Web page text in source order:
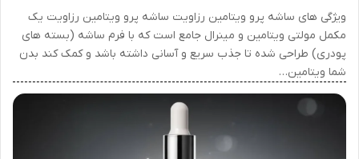
ویژگی های ساشه پرو ویتامین رزاویت ساشه پرو ویتامین رزاویت یک
مکمل مولتی ویتامین و مینرال جامع است که با فرم ساشه (بسته های
پودری) طراحی شده تا جذب سریع و آسانی داشته باشد و کمک کند بدن
شما ویتامین…